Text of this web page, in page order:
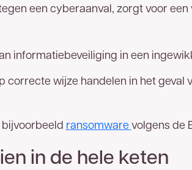
een cyberaanval, zorgt voor
informatiebeveiliging in een
correcte wijze handelen in het geval
ransomwarevolgens de
in de hele keten